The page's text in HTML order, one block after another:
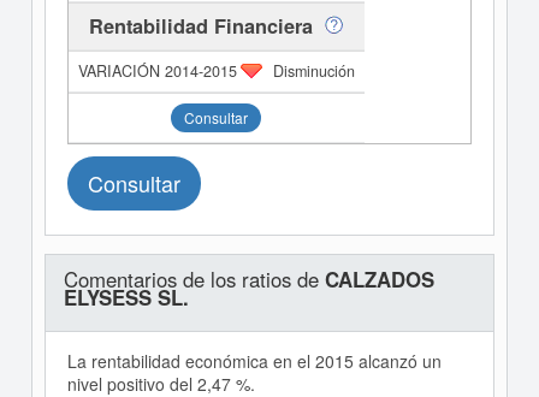
Rentabilidad Financiera
Disminución
Consultar
Consultar
Comentarios de los ratios de CALZADOS
ELYSESS SL.
La rentabilidad económica en el 2015 alcanzó un
nivel positivo del 2,47 %.